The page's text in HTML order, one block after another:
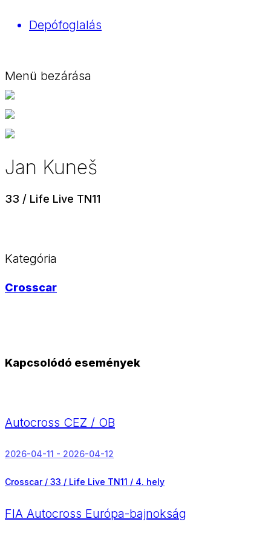
Depófoglalás
Menü bezárása
Jan Kuneš
33 / Life Live TN11
Kategória
Crosscar
Kapcsolódó események
Autocross CEZ / OB
2026-04-11 - 2026-04-12
Crosscar / 33 / Life Live TN11 / 4. hely
FIA Autocross Európa-bajnokság